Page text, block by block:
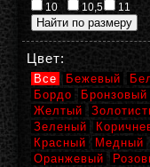
10
10,5 11
Цвет:
Все Бежевый
Бордо
Бронзовый
Желтый
Зеленый
Красный
Медный
Оранжевый